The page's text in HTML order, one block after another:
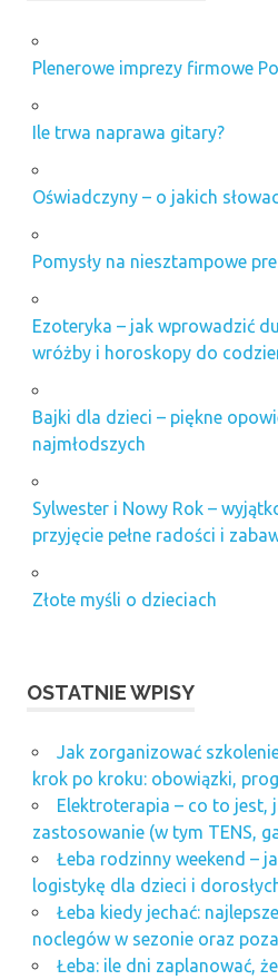
Plenerowe imprezy firmowe
Ile trwa naprawa gitary?
Oświadczyny – o jakich
Pomysły na niesztampowe
Ezoteryka – jak wprowadzić
wróżby i horoskopy do
Bajki dla dzieci – piękne
najmłodszych
Sylwester i Nowy Rok –
przyjęcie pełne radości i
Złote myśli o dzieciach
OSTATNIE WPISY
Jak zorganizować
krok po kroku: obowiązki,
Elektroterapia – co to jest,
zastosowanie (w tym TENS,
Łeba rodzinny weekend –
logistykę dla dzieci i
Łeba kiedy jechać:
noclegów w sezonie oraz
Łeba: ile dni zaplanować,